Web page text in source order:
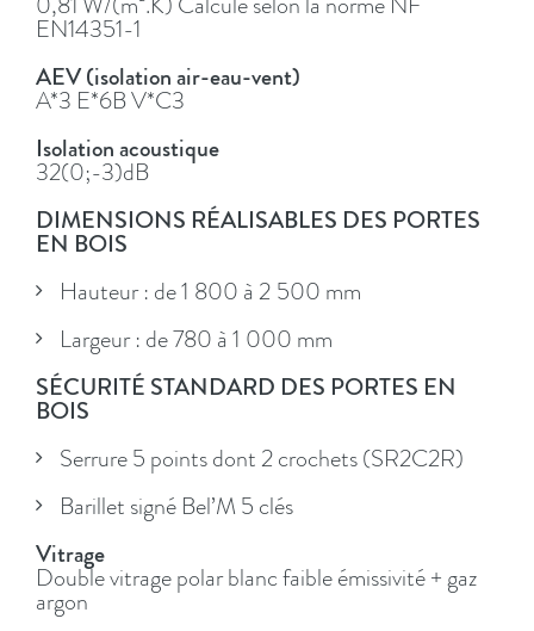
0,81 W/(m².K) Calculé selon la norme NF
EN14351-1
AEV (isolation air-eau-vent)
A*3 E*6B V*C3
Isolation acoustique
32(0;-3)dB
DIMENSIONS RÉALISABLES DES PORTES
EN BOIS
Hauteur : de 1 800 à 2 500 mm
Largeur : de 780 à 1 000 mm
SÉCURITÉ STANDARD DES PORTES EN
BOIS
Serrure 5 points dont 2 crochets (SR2C2R)
Barillet signé Bel’M 5 clés
Vitrage
Double vitrage polar blanc faible émissivité + gaz
argon